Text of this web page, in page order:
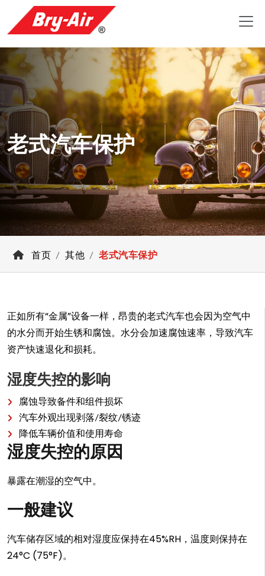
老式汽车保护
首页 其他 老式汽车保护
正如所有“金属”设备一样，昂贵的老式汽车也会因为空气中
的水分而开始生锈和腐蚀。水分会加速腐蚀速率，导致汽车
资产快速退化和损耗。
湿度失控的影响
腐蚀导致备件和组件损坏
汽车外观出现剥落/裂纹/锈迹
降低车辆价值和使用寿命
湿度失控的原因
暴露在潮湿的空气中。
一般建议
汽车储存区域的相对湿度应保持在45%RH，温度则保持在
24°C (75°F)。